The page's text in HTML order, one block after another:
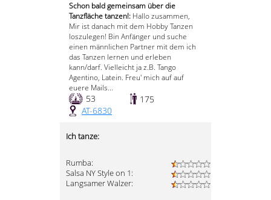
Schon bald gemeinsam über die
Tanzfläche tanzen!: Hallo zusammen,
Mir ist danach mit dem Hobby Tanzen
loszulegen! Bin Anfänger und suche
einen männlichen Partner mit dem ich
das Tanzen lernen und erleben
kann/darf. Vielleicht ja z.B. Tango
Agentino, Latein. Freu' mich auf auf
euere Mails...
53
175
AT-6830
Ich tanze:
Rumba:
Salsa NY Style on 1:
Langsamer Walzer: